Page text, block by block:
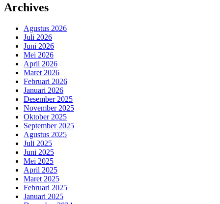
Archives
Agustus 2026
Juli 2026
Juni 2026
Mei 2026
April 2026
Maret 2026
Februari 2026
Januari 2026
Desember 2025
November 2025
Oktober 2025
September 2025
Agustus 2025
Juli 2025
Juni 2025
Mei 2025
April 2025
Maret 2025
Februari 2025
Januari 2025